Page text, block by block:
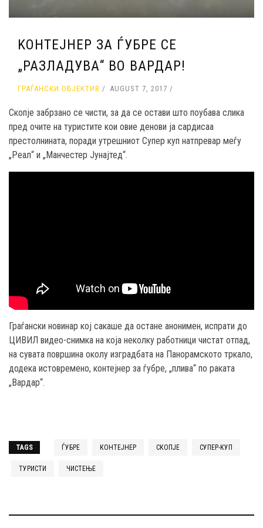
KОНТЕЈНЕР ЗА ЃУБРЕ СЕ
„РАЗЛАДУВА“ ВО ВАРДАР!
ГРАЃАНСКИ ОБЈЕКТИВ AUGUST 7, 2017
Скопје забрзано се чисти, за да се остави што поубава слика
пред очите на туристите кои овие денови ја сардисаа
престолнината, поради утрешниот Супер куп натпревар меѓу
„Реал“ и „Манчестер Јунајтед“.
Граѓански новинар кој сакаше да остане анонимен, испрати до
ЦИВИЛ видео-снимка на која неколку работници чистат отпад,
на сувата површина околу изградбата на Панорамското тркало,
додека истовремено, контејнер за ѓубре, „плива“ по раката
„Вардар“.
TAGS ЃУБРЕ КОНТЕЈНЕР СКОПЈЕ СУПЕР-КУП
ТУРИСТИ ЧИСТЕЊЕ